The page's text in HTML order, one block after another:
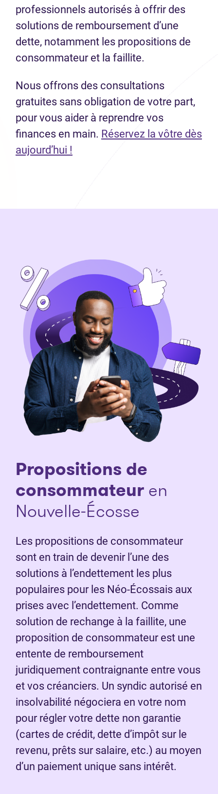
professionnels autorisés à offrir des
solutions de remboursement d’une
dette, notamment les propositions de
consommateur et la faillite.
Nous offrons des consultations
gratuites sans obligation de votre part,
pour vous aider à reprendre vos
finances en main. Réservez la vôtre dès
aujourd’hui !
Propositions de
consommateuren
Nouvelle-Écosse
Les propositions de consommateur
sont en train de devenir l’une des
solutions à l’endettement les plus
populaires pour les Néo-Écossais aux
prises avec l’endettement. Comme
solution de rechange à la faillite, une
proposition de consommateur est une
entente de remboursement
juridiquement contraignante entre vous
et vos créanciers. Un syndic autorisé en
insolvabilité négociera en votre nom
pour régler votre dette non garantie
(cartes de crédit, dette d’impôt sur le
revenu, prêts sur salaire, etc.) au moyen
d’un paiement unique sans intérêt.